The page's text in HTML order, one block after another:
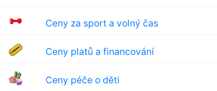
Ceny za sport a volný čas
Ceny platů a financování
Ceny péče o děti